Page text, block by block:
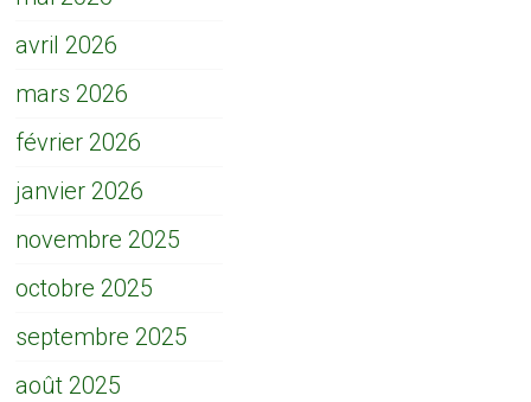
avril 2026
mars 2026
février 2026
janvier 2026
novembre 2025
octobre 2025
septembre 2025
août 2025